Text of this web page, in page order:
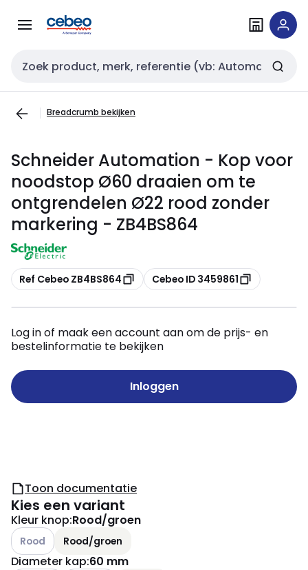
naar
naar
Zoekveld invoer
Breadcrumb bekijken
Schneider Automation - Kop voor
noodstop Ø60 draaien om te
ontgrendelen Ø22 rood zonder
markering - ZB4BS864
Kopiëren
Ref Cebeo ZB4BS864 Kopiëren
Cebeo ID 3459861
Log in of maak een account aan om de prijs- en
bestelinformatie te bekijken
Inloggen
Toon documentatie
Kies een variant
Kleur knop:Rood/groen
Andere varianten (Huidige combinatie niet mogelijk)
Rood Rood/groen
Diameter kap:60 mm